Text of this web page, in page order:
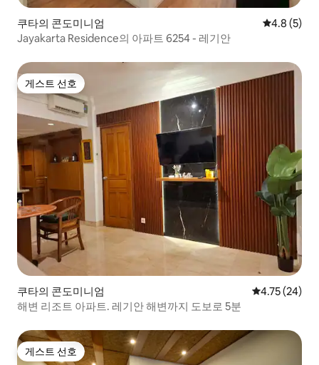
쿠타의 콘도미니엄 평점 4.8점
4.8 (5)
Jayakarta Residence의 아파트 6254 - 레기안
게스트 선호
게스트 선호
쿠타의 콘도미니엄 평점 4.75점
4.75 (24)
해변 리조트 아파트. 레기안 해변까지 도보로 5분
게스트 선호
게스트 선호